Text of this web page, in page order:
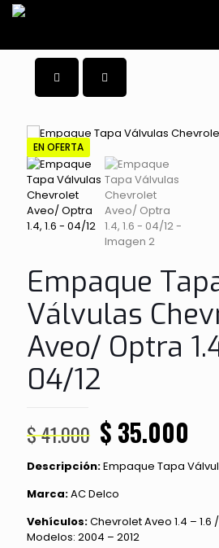
EN OFERTA
Empaque
Válvulas
Aveo/ Optra
04/12
$41.000 El
precio
original
era:
$ 41.000.
$ 35.000
$
Descripción:Empaque Tapa
Marca:AC Delco
Vehículos:Chevrolet Aveo 1.4 – 1.6
Modelos: 2004 – 2012